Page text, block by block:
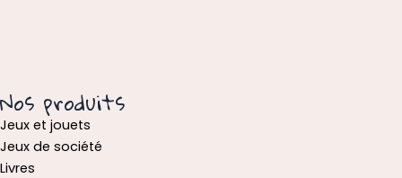
Nos produits
Jeux et jouets
Jeux de société
Livres